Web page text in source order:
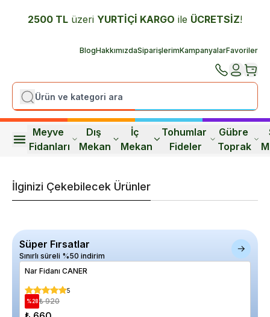
2500 TL üzeri YURTİÇİ KARGO ile ÜCRETSİZ!
BlogHakkımızdaSiparişlerimKampanyalarFavoriler
Meyve
Fidanları
Dış
Mekan
İç
Mekan
Tohumlar
Fideler
Gübre
Toprak
İlginizi Çekebilecek Ürünler
Süper Fırsatlar
Sınırlı süreli %50 indirim
Nar Fidanı CANER
5
%28 ₺ 920